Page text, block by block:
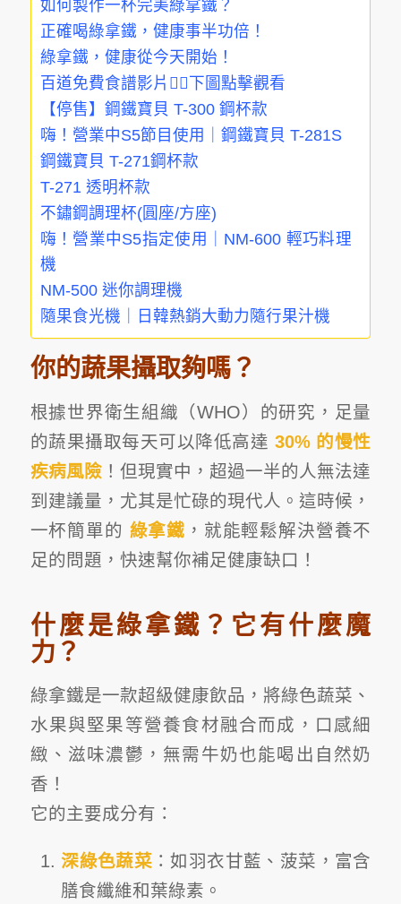
如何製作一杯完美綠拿鐵？
正確喝綠拿鐵，健康事半功倍！
綠拿鐵，健康從今天開始！
百道免費食譜影片👇🏻下圖點擊觀看
【停售】鋼鐵寶貝 T-300 鋼杯款
嗨！營業中S5節目使用｜鋼鐵寶貝 T-281S
鋼鐵寶貝 T-271鋼杯款
T-271 透明杯款
不鏽鋼調理杯(圓座/方座)
嗨！營業中S5指定使用｜NM-600 輕巧料理
機
NM-500 迷你調理機
隨果食光機｜日韓熱銷大動力隨行果汁機
你的蔬果攝取夠嗎？
根據世界衛生組織（WHO）的研究，足量
的蔬果攝取每天可以降低高達 30% 的慢性
疾病風險！但現實中，超過一半的人無法達
到建議量，尤其是忙碌的現代人。這時候，
一杯簡單的 綠拿鐵 ，就能輕鬆解決營養不
足的問題，快速幫你補足健康缺口！
什麼是綠拿鐵？它有什麼魔
力？
綠拿鐵是一款超級健康飲品，將綠色蔬菜、
水果與堅果等營養食材融合而成，口感細
緻、滋味濃鬱，無需牛奶也能喝出自然奶
香！
它的主要成分有：
深綠色蔬菜 ：如羽衣甘藍、菠菜，富含
膳食纖維和葉綠素 。